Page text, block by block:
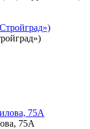
75А